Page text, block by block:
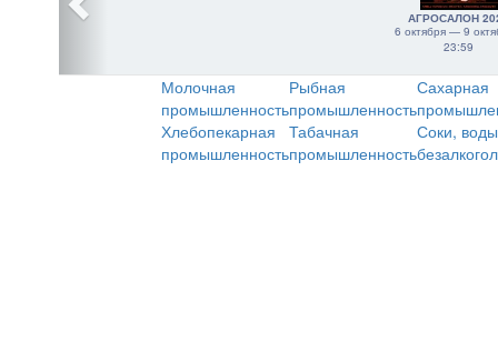
АГРОСАЛОН
6 октября — 9
23:59
Молочная
промышленность
Рыбная
промышленность
Сахарная
Хлебопекарная
промышленность
Табачная
промышленность
Соки,